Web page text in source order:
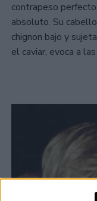
contrapeso
absoluto. Su
chignon bajo y
el caviar, evoca a